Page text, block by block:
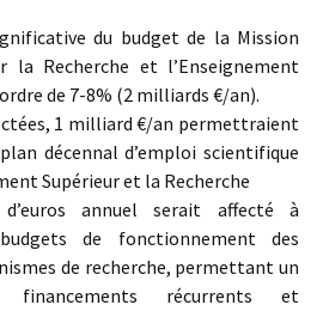
du budget de la Mission
la Recherche et l’Enseignement
de 7-8% (2 milliards €/an).
1 milliard €/an permettraient
décennal d’emploi scientifique
Supérieur et la Recherche
annuel serait affecté à
de fonctionnement des
de recherche, permettant un
financements récurrents et